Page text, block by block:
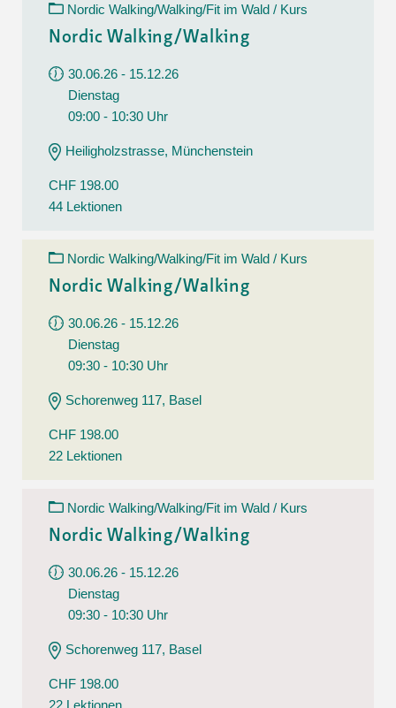
Nordic Walking/Walking/Fit im Wald / Kurs
Nordic Walking/Walking
30.06.26 - 15.12.26
Dienstag
09:00 - 10:30 Uhr
Heiligholzstrasse, Münchenstein
CHF 198.00
44 Lektionen
Nordic Walking/Walking/Fit im Wald / Kurs
Nordic Walking/Walking
30.06.26 - 15.12.26
Dienstag
09:30 - 10:30 Uhr
Schorenweg 117, Basel
CHF 198.00
22 Lektionen
Nordic Walking/Walking/Fit im Wald / Kurs
Nordic Walking/Walking
30.06.26 - 15.12.26
Dienstag
09:30 - 10:30 Uhr
Schorenweg 117, Basel
CHF 198.00
22 Lektionen